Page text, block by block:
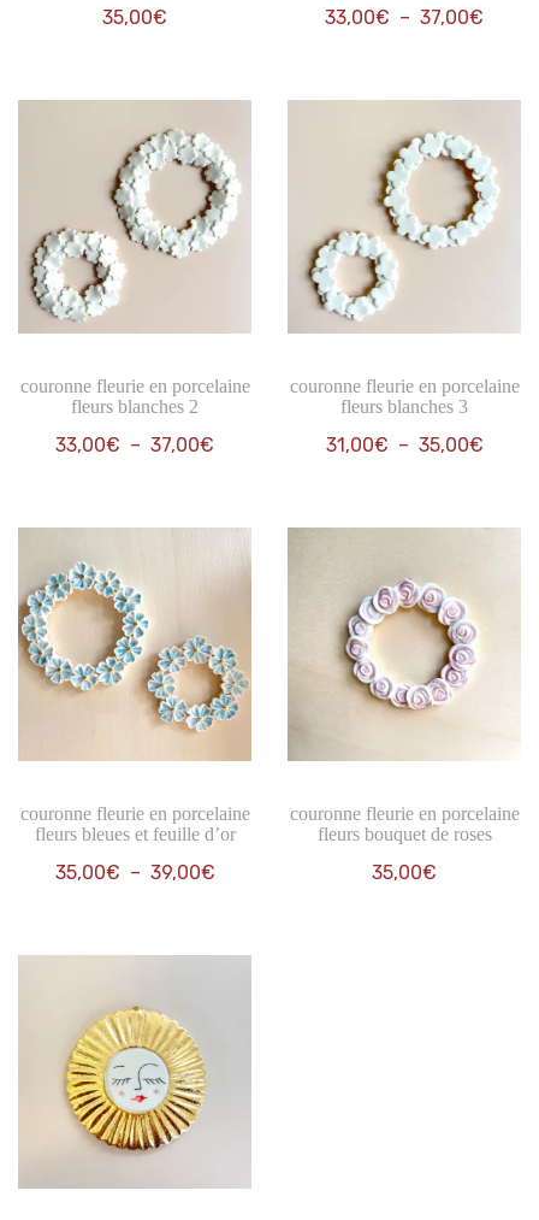
35,00€ 33,00€ – 37,00€
couronne fleurie en porcelaine
fleurs blanches 2
33,00€ – 37,00€
couronne fleurie en porcelaine
fleurs blanches 3
31,00€ – 35,00€Plage
couronne fleurie en porcelaine
fleurs bleues et feuille d’or
35,00€ – 39,00€Plage
couronne fleurie en porcelaine
fleurs bouquet de roses
35,00€